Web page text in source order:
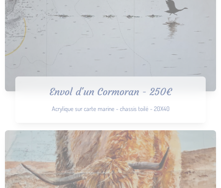
Envol d'un Cormoran - 250€
Acrylique sur carte marine - chassis toilé - 20X40